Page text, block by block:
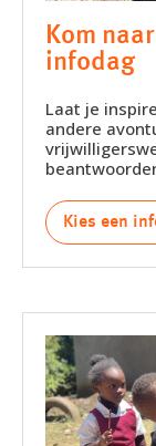
Kom
infodag
Laat je
andere
Kies een